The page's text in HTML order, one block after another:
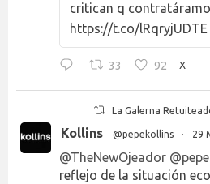
critican q
https://t.co/lRqryjUDTE
33 92 X
La Galerna
Kollins @pepekollins · 29
@TheNewOjeador
reflejo de la situación